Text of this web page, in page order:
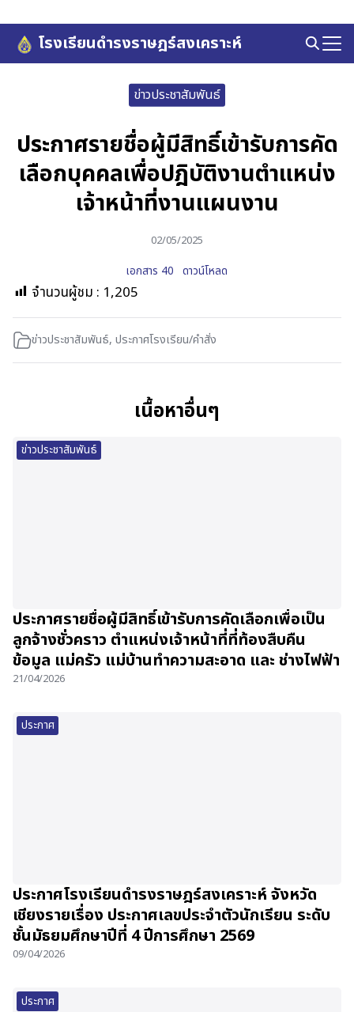
to
contentโรงเรียนดำรงราษฎร์สงเคราะห์
Search
for:
ข่าวประชาสัมพันธ์
ประกาศรายชื่อผู้มีสิทธิ์เข้ารับการคัด
เลือกบุคคลเพื่อปฎิบัติงานตำแหน่ง
เจ้าหน้าที่งานแผนงาน
02/05/2025
เอกสาร 40 ดาวน์โหลด
จำนวนผู้ชม : 1,205
ข่าวประชาสัมพันธ์, ประกาศโรงเรียน/คำสั่ง
เนื้อหาอื่นๆ
ข่าวประชาสัมพันธ์
ประกาศรายชื่อผู้มีสิทธิ์เข้ารับการคัดเลือกเพื่อเป็น
ลูกจ้างชั่วคราว ตำแหน่งเจ้าหน้าที่ที่ท้องสืบคืน
ข้อมูล แม่ครัว แม่บ้านทำความสะอาด และ ช่างไฟฟ้า
21/04/2026
ประกาศ
ประกาศโรงเรียนดำรงราษฎร์สงเคราะห์ จังหวัด
เชียงรายเรื่อง ประกาศเลขประจำตัวนักเรียน ระดับ
ชั้นมัธยมศึกษาปีที่ 4 ปีการศึกษา 2569
09/04/2026
ประกาศ